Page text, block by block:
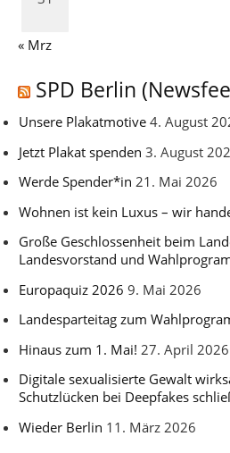
« Mrz
SPD Berlin
Unsere Plakatmotive 4. August
Jetzt Plakat spenden 3. August
Werde Spender*in 21. Mai 2026
Wohnen ist kein Luxus – wir
Große Geschlossenheit beim
Landesvorstand und
Europaquiz 2026 9. Mai 2026
Landesparteitag zum
Hinaus zum 1. Mai! 27. April 2026
Digitale sexualisierte Gewalt
Schutzlücken bei Deepfakes
Wieder Berlin 11. März 2026